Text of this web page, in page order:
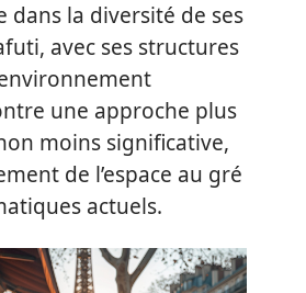
dans la diversité de ses
avec ses structures
une approche plus
moins significative,
de l’espace au gré
actuels.